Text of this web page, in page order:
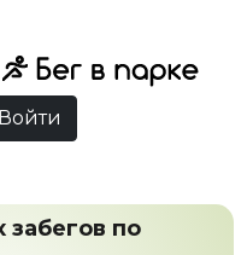
Войти
забегов по